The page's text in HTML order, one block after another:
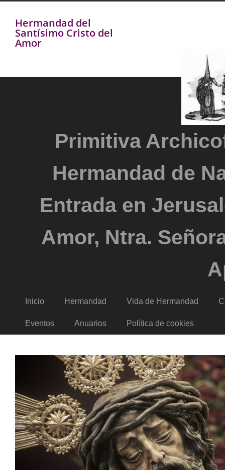
Hermandad del
Santísimo Cristo del
Amor
Primitiva
Hermandad de
Entrada en
Amor, Ntra.
Inicio Hermandad Vida de Hermandad
Eventos Anuarios Política de cookies